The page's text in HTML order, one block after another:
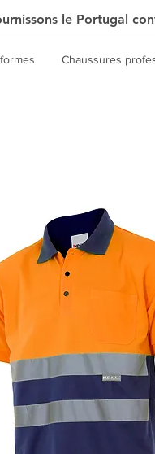
le Portugal
Chaussures